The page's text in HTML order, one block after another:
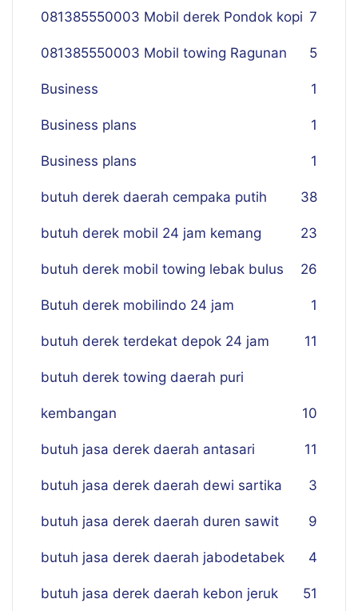
081385550003 Mobil derek Pondok kopi 7
081385550003 Mobil towing Ragunan 5
Business 1
Business plans 1
Business plans 1
butuh derek daerah cempaka putih 38
butuh derek mobil 24 jam kemang 23
butuh derek mobil towing lebak bulus 26
Butuh derek mobilindo 24 jam 1
butuh derek terdekat depok 24 jam 11
butuh derek towing daerah puri
kembangan 10
butuh jasa derek daerah antasari 11
butuh jasa derek daerah dewi sartika 3
butuh jasa derek daerah duren sawit 9
butuh jasa derek daerah jabodetabek 4
butuh jasa derek daerah kebon jeruk 51